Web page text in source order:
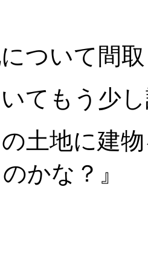
について間
いてもう少
の土地に建
かな？』